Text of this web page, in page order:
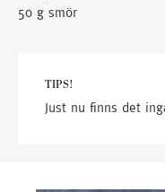
50 g smör
TIPS!
Just nu finns det